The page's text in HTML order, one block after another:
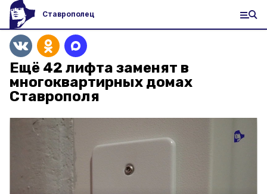
Ставрополец
Ещё 42 лифта заменят в
многоквартирных домах
Ставрополя